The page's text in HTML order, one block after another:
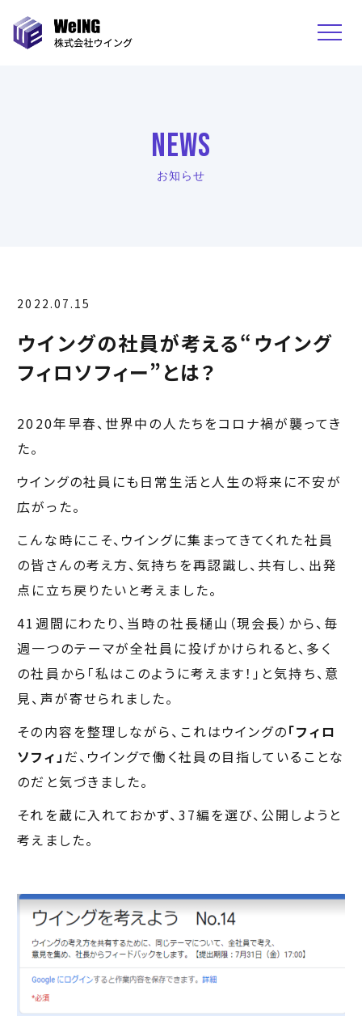
NEWS
お知らせ
2022.07.15
ウイングの社員が考える“ウイング
フィロソフィー”とは？
2020年早春、世界中の人たちをコロナ禍が襲ってき
た。
ウイングの社員にも日常生活と人生の将来に不安が
広がった。
こんな時にこそ、ウイングに集まってきてくれた社員
の皆さんの考え方、気持ちを再認識し、共有し、出発
点に立ち戻りたいと考えました。
41週間にわたり、当時の社長樋山（現会長）から、毎
週一つのテーマが全社員に投げかけられると、多く
の社員から「私はこのように考えます！」と気持ち、意
見、声が寄せられました。
その内容を整理しながら、これはウイングの「フィロ
ソフィ」 だ、ウイングで働く社員の目指していることな
のだと気づきました。
それを蔵に入れておかず、37編を選び、公開しようと
考えました。